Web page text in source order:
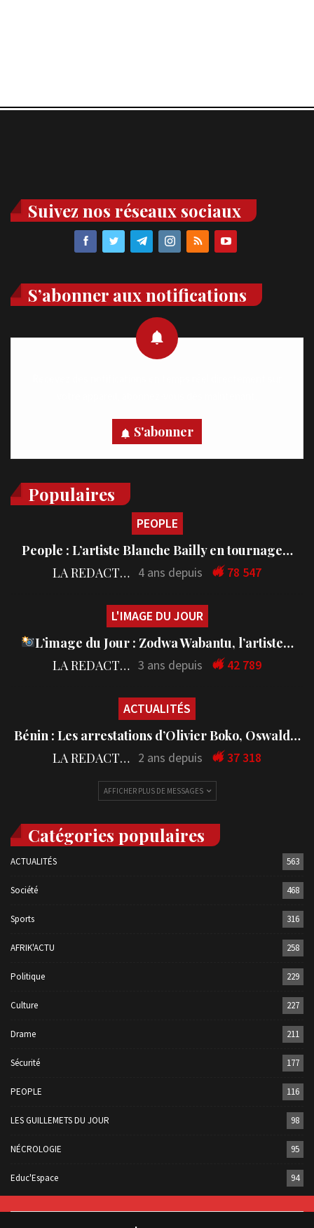
Suivez nos réseaux sociaux
S’abonner aux notifications
S'abonner
Populaires
PEOPLE
People : L’artiste Blanche Bailly en tournage…
LA REDACTION 4 ans depuis 78 547
L'IMAGE DU JOUR
L’image du Jour : Zodwa Wabantu, l’artiste…
LA REDACTION 3 ans depuis 42 789
ACTUALITÉS
Bénin : Les arrestations d’Olivier Boko, Oswald…
LA REDACTION 2 ans depuis 37 318
AFFICHER PLUS DE MESSAGES
Catégories populaires
ACTUALITÉS 563
Société 468
Sports 316
AFRIK'ACTU 258
Politique 229
Culture 227
Drame 211
Sécurité 177
PEOPLE 116
LES GUILLEMETS DU JOUR 98
NÉCROLOGIE 95
Educ'Espace 94